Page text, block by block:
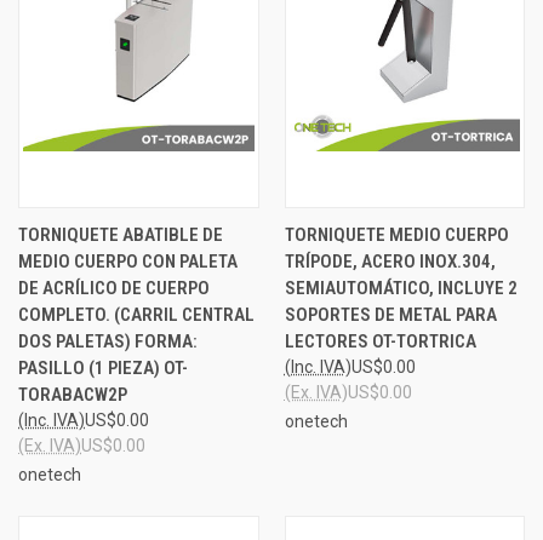
TORNIQUETE ABATIBLE DE
MEDIO CUERPO CON PALETA
DE ACRÍLICO DE CUERPO
COMPLETO. (CARRIL CENTRAL
DOS PALETAS) FORMA:
PASILLO (1 PIEZA) OT-
TORABACW2P
US$0.00
(Inc. IVA)
US$0.00
(Ex. IVA)
onetech
TORNIQUETE MEDIO CUERPO
TRÍPODE, ACERO INOX.304,
SEMIAUTOMÁTICO, INCLUYE 2
SOPORTES DE METAL PARA
LECTORES OT-TORTRICA
US$0.00
(Inc. IVA)
US$0.00
(Ex. IVA)
onetech